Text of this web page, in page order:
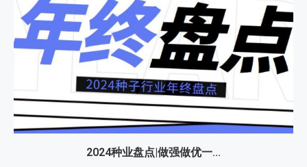
2024种业盘点|做强做优一...